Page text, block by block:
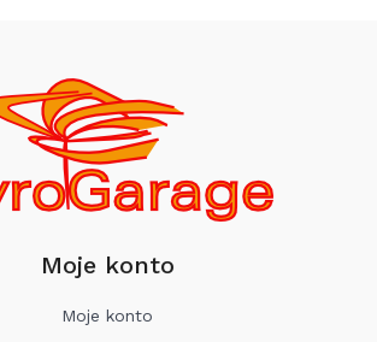
Moje konto
Moje konto